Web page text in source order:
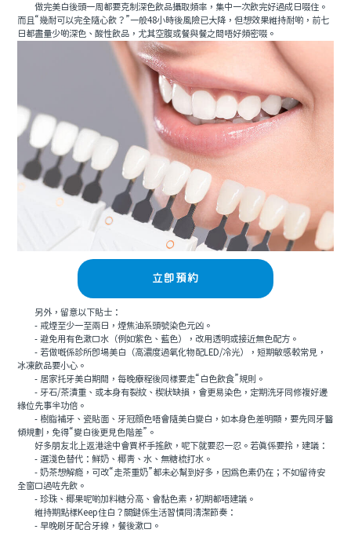
做完美白後頭一周都要克制深色飲品攝取頻率，集中一次飲完好過成日啜住。
而且“幾耐可以完全隨心飲？”一般48小時後風險已大降，但想效果維持耐啲，前七
日都盡量少啲深色、酸性飲品，尤其空腹或餐與餐之間唔好頻密啜。
立即預約
另外，留意以下貼士：
- 戒煙至少一至兩日，煙焦油系頭號染色元凶。
- 避免用有色漱口水（例如紫色、藍色），改用透明或接近無色配方。
- 若做嘅係診所即場美白（高濃度過氧化物配LED/冷光），短期敏感較常見，
冰凍飲品要小心。
- 居家托牙美白期間，每晚療程後同樣要走“白色飲食”規則。
- 牙石/茶漬重、或本身有裂紋、楔狀缺損，會更易染色，定期洗牙同修複好邊
緣位先事半功倍。
- 樹脂補牙、瓷貼面、牙冠顔色唔會隨美白變白，如本身色差明顯，要先同牙醫
傾規劃，免得“變白後更見色階差”。
好多朋友北上返港途中會買杯手搖飲，呢下就要忍一忍。若真係要拎，建議：
- 選淺色替代：鮮奶、椰青、水、無糖梳打水。
- 奶茶想解瘾，可改“走茶重奶”都未必幫到好多，因爲色素仍在；不如留待安
全窗口過咗先飲。
- 珍珠、椰果呢啲加料糖分高、會黏色素，初期都唔建議。
維持期點樣Keep住白？關鍵係生活習慣同清潔節奏：
- 早晚刷牙配合牙線，餐後漱口。